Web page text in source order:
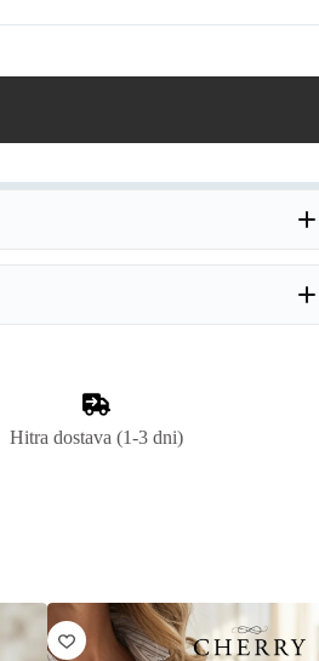
Hitra dostava (1-3 dni)